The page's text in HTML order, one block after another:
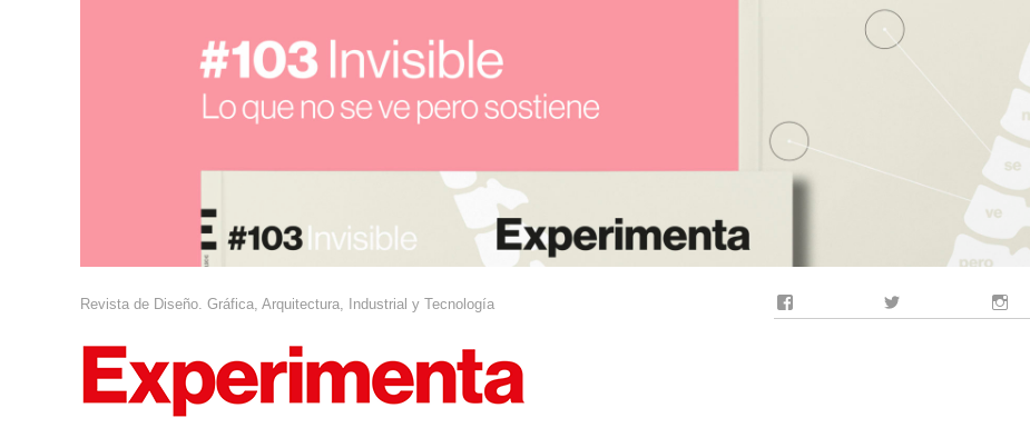
Revista de Diseño. Gráfica, Arquitectura, Industrial y Tecnología